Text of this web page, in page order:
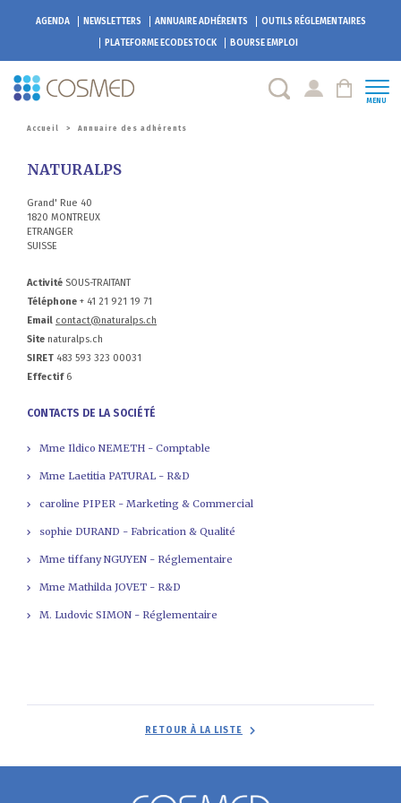
AGENDA NEWSLETTERS ANNUAIRE ADHÉRENTS
OUTILS RÉGLEMENTAIRES
PLATEFORMEECODESTOCK BOURSE EMPLOI
MENU
Accueil > Annuaire des adhérents
NATURALPS
Grand' Rue 40
1820 MONTREUX
ETRANGER
SUISSE
Activité SOUS-TRAITANT
Téléphone + 41 21 921 19 71
Email contact@naturalps.ch
Site naturalps.ch
SIRET 483 593 323 00031
Effectif6
CONTACTS DE LA SOCIÉTÉ
Mme Ildico NEMETH - Comptable
Mme Laetitia PATURAL - R&D
caroline PIPER - Marketing & Commercial
sophie DURAND - Fabrication & Qualité
Mme tiffany NGUYEN - Réglementaire
Mme Mathilda JOVET - R&D
M. Ludovic SIMON - Réglementaire
RETOUR À LA LISTE